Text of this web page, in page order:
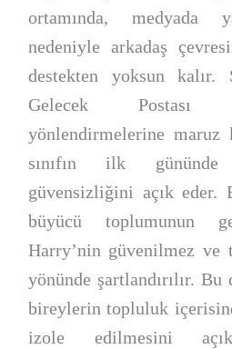
ortamında, medyada
nedeniyle arkadaş
destekten yoksun kalır.
Gelecek
yönlendirmelerine maruz
sınıfın ilk gününde
güvensizliğini açık eder.
büyücü toplumunun
Harry’nin güvenilmez ve
yönünde şartlandırılır.
bireylerin topluluk
izole edilmesini